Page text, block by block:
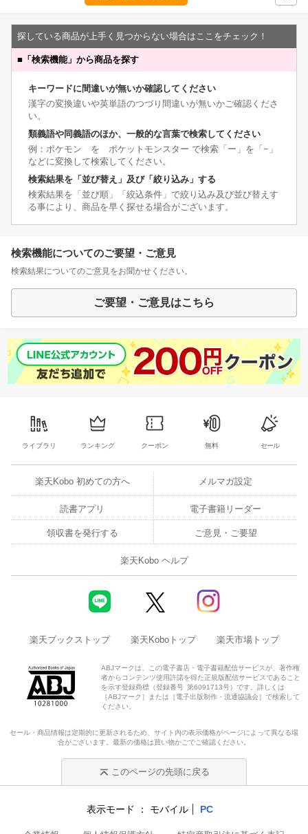
探している商品が上手く見つからない場合はここをチェック！
■ 「検索機能」から商品を探す
キーワードに間違いが無いか確認してください
漢字の変換違いや英単語のつづり間違いが無いかご確認くださ
い。
類義語や同義語のほか、一般的な言葉で検索してください
例：ポケモン を ポケットモンスター で検索「ー」を「−」
などに変換して検索してください。
検索結果を「並び替え」及び「絞り込み」する
検索結果を「並び順」「絞込条件」で絞り込み及び並び替えす
る事により、商品を早く探せる場合がございます。
検索機能についてのご要望・ご意見
検索結果についてのご意見をお聞かせください。
ご要望・ご意見はこちら
ライブラリ ランキング クーポン 無料 セール
楽天Kobo 初めての方へ メルマガ設定
読書アプリ 電子書籍リーダー
領収書を発行する ご意見・ご要望
楽天Kobo ヘルプ
楽天ブックストップ 楽天Koboトップ 楽天市場トップ
ABJマークは、この電子書店・電子書籍配信サービスが、著作権
者からコンテンツ使用許諾を得た正規版配信サービスであること
を示す登録商標（登録番号 第6091713号）です。詳しくは
［ABJマーク］または［電子出版制作・流通協議会］で検索して
ください。
セール・商品情報は定期的に更新されるため、サイト内の表示価格がページによって異なる場
合がございます。最新の価格は買い物かごでご確認ください。
このページの先頭に戻る
表示モード モバイル PC